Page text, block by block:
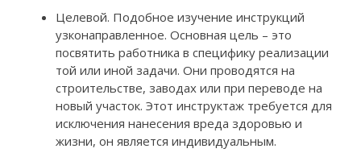
Целевой. Подобное изучение инструкций
узконаправленное. Основная цель – это
посвятить работника в специфику реализации
той или иной задачи. Они проводятся на
строительстве, заводах или при переводе на
новый участок. Этот инструктаж требуется для
исключения нанесения вреда здоровью и
жизни, он является индивидуальным.